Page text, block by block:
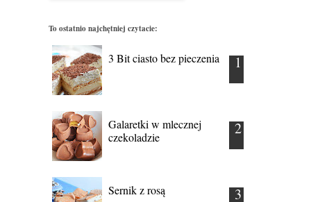
To ostatnio najchętniej czytacie:
3 Bit ciasto bez pieczenia
Galaretki w mlecznej
czekoladzie
Sernik z rosą